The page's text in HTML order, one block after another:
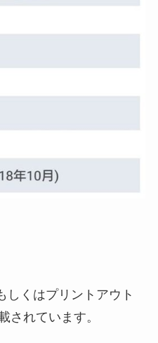
しくはプリントアウト
されています。